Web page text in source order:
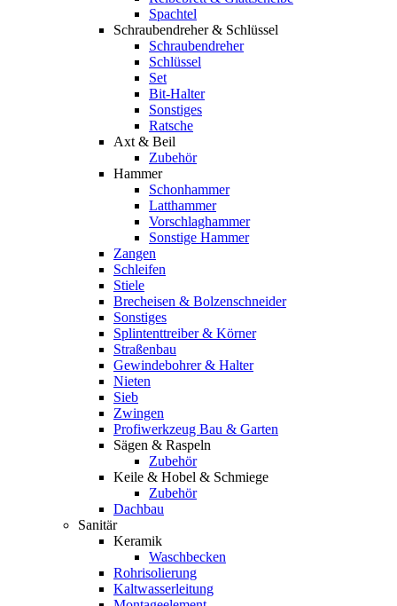
Spachtel
Schraubendreher & Schlüssel
Schraubendreher
Schlüssel
Set
Bit-Halter
Sonstiges
Ratsche
Axt & Beil
Zubehör
Hammer
Schonhammer
Latthammer
Vorschlaghammer
Sonstige Hammer
Zangen
Schleifen
Stiele
Brecheisen & Bolzenschneider
Sonstiges
Splintenttreiber & Körner
Straßenbau
Gewindebohrer & Halter
Nieten
Sieb
Zwingen
Profiwerkzeug Bau & Garten
Sägen & Raspeln
Zubehör
Keile & Hobel & Schmiege
Zubehör
Dachbau
Sanitär
Keramik
Waschbecken
Rohrisolierung
Kaltwasserleitung